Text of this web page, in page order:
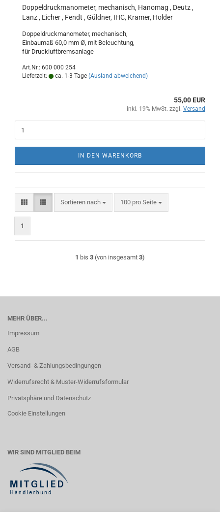
Doppeldruckmanometer, mechanisch, Hanomag , Deutz ,
Lanz , Eicher , Fendt , Güldner, IHC, Kramer, Holder
Doppeldruckmanometer, mechanisch,
Einbaumaß 60,0 mm Ø, mit Beleuchtung,
für Druckluftbremsanlage
Art.Nr.: 600 000 254
Lieferzeit:
ca. 1-3 Tage (Ausland abweichend)
55,00 EUR
inkl. 19% MwSt. zzgl. Versand
IN DEN WARENKORB
Sortieren nach
Sortieren nach 100 pro Seite
pro Seite
1
1 bis 3 (von insgesamt 3)
MEHR ÜBER...
Impressum
AGB
Versand- & Zahlungsbedingungen
Widerrufsrecht & Muster-Widerrufsformular
Privatsphäre und Datenschutz
Cookie Einstellungen
WIR SIND MITGLIED BEIM